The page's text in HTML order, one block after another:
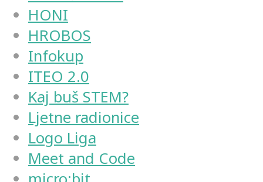
HONI
HROBOS
Infokup
ITEO 2.0
Kaj buš STEM?
Ljetne radionice
Logo Liga
Meet and Code